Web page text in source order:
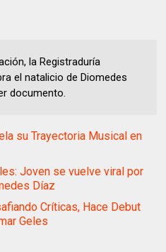
la Registraduría
el natalicio de Diomedes
documento.
su Trayectoria Musical en
Joven se vuelve viral por
Díaz
Críticas, Hace Debut
Geles